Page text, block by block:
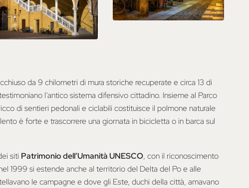
da 9 chilometri di mura storiche recuperate e circa 13 di
l’antico sistema difensivo cittadino. Insieme al Parco
di sentieri pedonali e ciclabili costituisce il polmone naturale
è forte e trascorrere una giornata in bicicletta o in barca sul
siti Patrimonio dell’Umanità UNESCO, con il riconoscimento
1999 si estende anche al territorio del Delta del Po e alle
le campagne e dove gli Este, duchi della città, amavano